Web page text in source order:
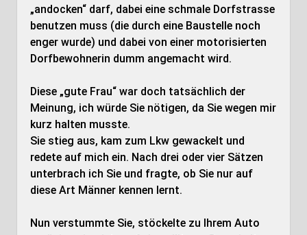
„andocken“ darf, dabei eine schmale Dorfstrasse
benutzen muss (die durch eine Baustelle noch
enger wurde) und dabei von einer motorisierten
Dorfbewohnerin dumm angemacht wird.
Diese „gute Frau“ war doch tatsächlich der
Meinung, ich würde Sie nötigen, da Sie wegen mir
kurz halten musste.
Sie stieg aus, kam zum Lkw gewackelt und
redete auf mich ein. Nach drei oder vier Sätzen
unterbrach ich Sie und fragte, ob Sie nur auf
diese Art Männer kennen lernt.
Nun verstummte Sie, stöckelte zu Ihrem Auto